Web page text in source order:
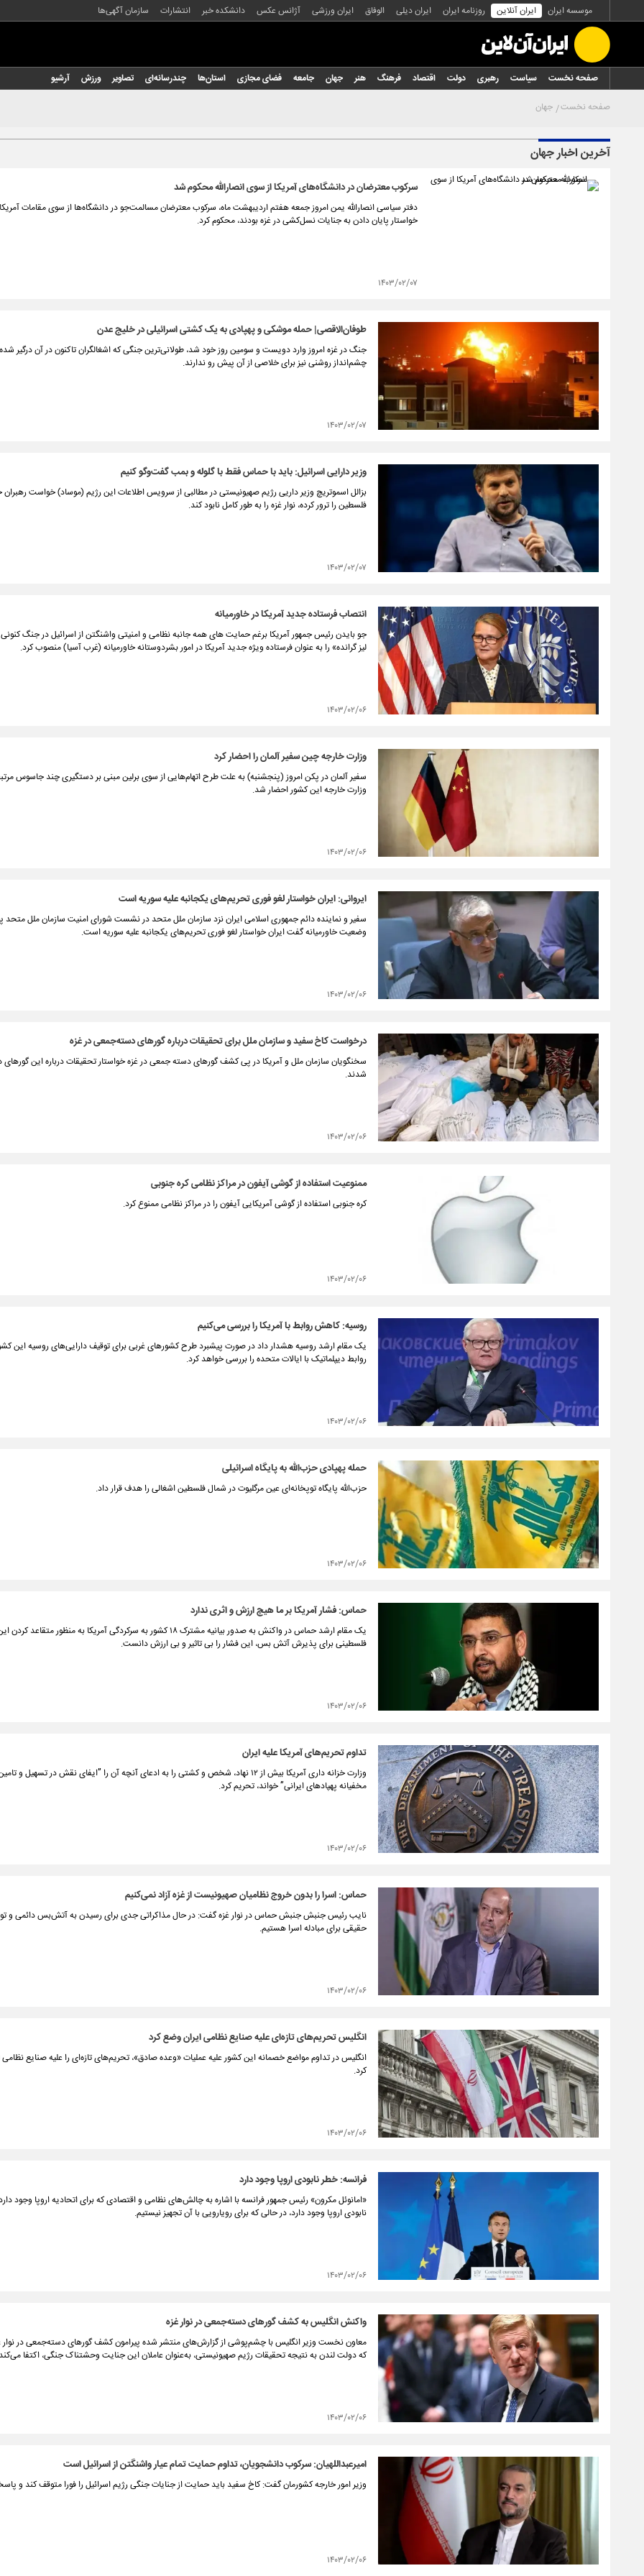
موسسه ایران ایران آنلاین روزنامه ایران ایران دیلی الوفاق ایران ورزشی آژانس عکس دانشکده خبر انتشارات سازمان آگهی‌ها
صفحه نخست سیاست رهبری دولت اقتصاد فرهنگ هنر جهان جامعه فضای مجازی استان‌ها چندرسانه‌ای تصاویر ورزش آرشیو
صفحه نخست جهان
آخرین اخبار جهان
سرکوب معترضان در دانشگاه‌های آمریکا از سوی انصارالله محکوم شد
دفتر سیاسی انصارالله یمن امروز جمعه هفتم اردیبهشت ماه، سرکوب معترضان مسالمت‌جو در دانشگاه‌ها از سوی مقامات
خواستار پایان دادن به جنایات نسل‌کشی در غزه بودند، محکوم کرد.
۱۴۰۳/۰۲/۰۷
طوفان‌الاقصی| حمله موشکی و پهپادی به یک کشتی اسرائیلی در خلیج عدن
جنگ در غزه امروز وارد دویست و سومین روز خود شد، طولانی‌ترین جنگی که اشغالگران تاکنون در آن درگیر
چشم‌انداز روشنی نیز برای خلاصی از آن پیش رو ندارند.
۱۴۰۳/۰۲/۰۷
وزیر دارایی اسرائیل: باید با حماس فقط با گلوله و بمب گفت‌وگو کنیم
بزالل اسموتریچ وزیر داریی رژیم صهیونیستی در مطالبی از سرویس اطلاعات این رژیم (موساد) خواست
فلسطین را ترور کرده، نوار غزه را به طور کامل نابود کند.
۱۴۰۳/۰۲/۰۷
انتصاب فرستاده جدید آمریکا در خاورمیانه
جو بایدن رئیس جمهور آمریکا برغم حمایت های همه جانبه نظامی و امنیتی واشنگتن از اسرائیل در جنگ کنونی
لیز گرانده» را به عنوان فرستاده ویژه جدید آمریکا در امور بشردوستانه خاورمیانه (غرب آسیا) منصوب کرد.
۱۴۰۳/۰۲/۰۶
وزارت خارجه چین سفیر آلمان را احضار کرد
سفیر آلمان در پکن امروز (پنجشنبه) به علت طرح اتهام‌هایی از سوی برلین مبنی بر دستگیری چند جاسوس
وزارت خارجه این کشور احضار شد.
۱۴۰۳/۰۲/۰۶
ایروانی: ایران خواستار لغو فوری تحریم‌های یکجانبه علیه سوریه است
سفیر و نماینده دائم جمهوری اسلامی ایران نزد سازمان ملل متحد در نشست شورای امنیت سازمان ملل متحد
وضعیت خاورمیانه گفت ایران خواستار لغو فوری تحریم‌های یکجانبه علیه سوریه است.
۱۴۰۳/۰۲/۰۶
درخواست کاخ سفید و سازمان ملل برای تحقیقات درباره گورهای دسته‌جمعی در غزه
سخنگویان سازمان ملل و آمریکا در پی کشف گورهای دسته جمعی در غزه خواستار تحقیقات درباره این
شدند.
۱۴۰۳/۰۲/۰۶
ممنوعیت استفاده از گوشی آیفون در مراکز نظامی کره‌ جنوبی
کره‌ جنوبی استفاده از گوشی آمریکایی آیفون را در مراکز نظامی ممنوع کرد.
۱۴۰۳/۰۲/۰۶
روسیه: کاهش روابط با آمریکا را بررسی می‌کنیم
یک مقام ارشد روسیه هشدار داد در صورت پیشبرد طرح کشورهای غربی برای توقیف دارایی‌های روسیه این
روابط دیپلماتیک با ایالات متحده را بررسی خواهد کرد.
۱۴۰۳/۰۲/۰۶
حمله پهپادی حزب‌الله به پایگاه اسرائیلی
حزب‌الله پایگاه توپخانه‌ای عین مرگلیوت در شمال فلسطین اشغالی را هدف قرار داد.
۱۴۰۳/۰۲/۰۶
حماس: فشار آمریکا بر ما هیچ ارزش و اثری ندارد
یک مقام‌ ارشد حماس در واکنش به صدور بیانیه مشترک ۱۸ کشور به سرکردگی آمریکا به منظور
فلسطینی برای پذیرش آتش بس، این فشار را بی تاثیر و بی ارزش دانست.
۱۴۰۳/۰۲/۰۶
تداوم تحریم‌های آمریکا علیه ایران
وزارت خزانه داری آمریکا بیش از ۱۲ نهاد، شخص و کشتی را به ادعای آنچه آن را ”ایفای نقش در تسهیل
مخفیانه پهپادهای ایرانی” خواند، تحریم کرد.
۱۴۰۳/۰۲/۰۶
حماس: اسرا را بدون خروج نظامیان صهیونیست از غزه آزاد نمی‌کنیم
نایب رئیس جنبش جنبش حماس در نوار غزه گفت: در حال مذاکراتی جدی برای رسیدن به آتش‌بس دائمی و
حقیقی برای مبادله اسرا هستیم.
۱۴۰۳/۰۲/۰۶
انگلیس تحریم‌های تازه‌ای علیه صنایع نظامی ایران وضع کرد
انگلیس در تداوم مواضع خصمانه این کشور علیه عملیات «وعده صادق»، تحریم‌های تازه‌ای را علیه صنایع
کرد.
۱۴۰۳/۰۲/۰۶
فرانسه: خطر نابودی اروپا وجود دارد
«امانوئل مکرون» رئیس جمهور فرانسه با اشاره به چالش‌های نظامی و اقتصادی که برای اتحادیه اروپا وجود
نابودی اروپا وجود دارد، در حالی که برای رویارویی با آن تجهیز نیستیم.
۱۴۰۳/۰۲/۰۶
واکنش انگلیس به کشف گورهای دسته‌جمعی در نوار غزه
معاون نخست وزیر انگلیس با چشم‌پوشی از گزارش‌های منتشر شده پیرامون کشف گورهای دسته‌جمعی در نوار
که دولت لندن به نتیجه تحقیقات رژیم صهیونیستی، به‌عنوان عاملان این جنایت وحشتناک جنگی، اکتفا
۱۴۰۳/۰۲/۰۶
امیرعبداللهیان: سرکوب دانشجویان، تداوم حمایت تمام‌ عیار واشنگتن از اسرائيل است
وزیر امور خارجه کشورمان گفت: کاخ سفید باید حمایت از جنایات جنگی رژیم اسرائیل را فورا متوقف کند و
۱۴۰۳/۰۲/۰۶